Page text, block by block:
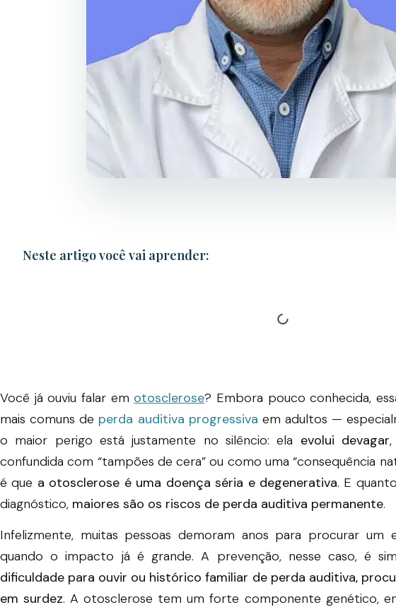
Neste artigo você vai aprender:
Você já ouviu falar em otosclerose? Embora pouco conhecida,
mais comuns de perda auditiva progressiva em adultos —
o maior perigo está justamente no silêncio: ela evolui devagar
confundida com “tampões de cera” ou como uma “consequência
é que a otosclerose é uma doença séria e degenerativa. E
diagnóstico, maiores são os riscos de perda auditiva permanente.
Infelizmente, muitas pessoas demoram anos para procurar
quando o impacto já é grande. A prevenção, nesse caso, é
dificuldade para ouvir ou histórico familiar de perda auditiva,
em surdez. A otosclerose tem um forte componente genético,